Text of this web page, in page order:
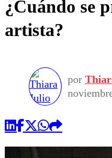
Colo
Torneo
Torneo
Nacional
¿Cuándo se
artista?
por